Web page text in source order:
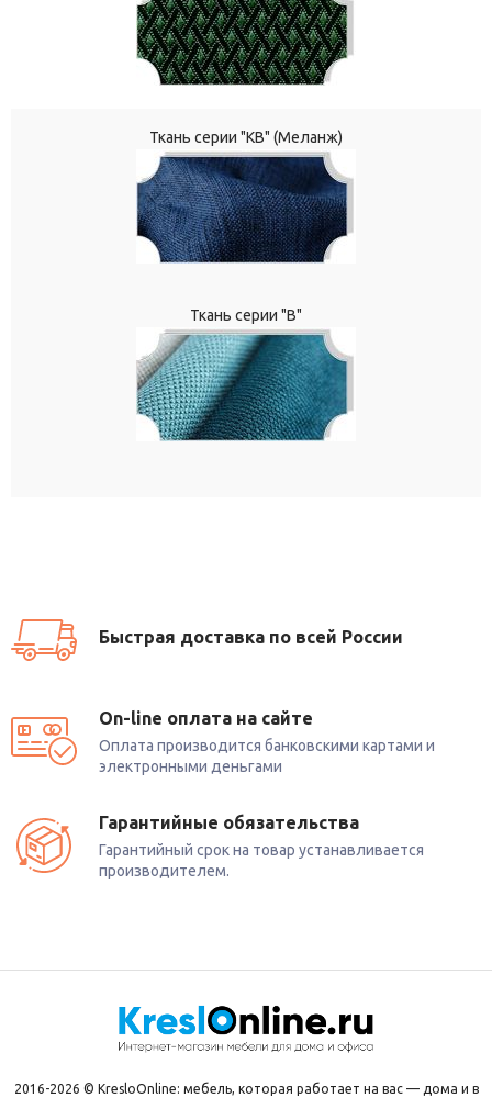
Ткань серии "КВ" (Меланж)
Ткань серии "В"
Быстрая доставка по всей России
On-line оплата на сайте
Оплата производится банковскими картами и
электронными деньгами
Гарантийные обязательства
Гарантийный срок на товар устанавливается
производителем.
2016-2026 © KresloOnline: мебель, которая работает на вас — дома и в